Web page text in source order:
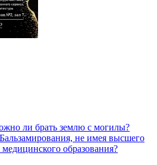
ли брать землю с могилы?
не имея высшего
образования?